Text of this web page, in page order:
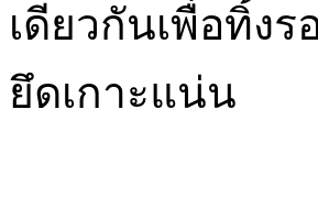
เดียวกันเพื่อทิ้ง
ยึดเกาะแน่น